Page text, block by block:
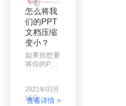
上传的问
题，对此，
大家都是怎
么解决的
呢？
怎么将我
们的PPT
文档压缩
变小？
如果你想要
将你的PPT
需要一款
PPT压缩软
2021年03月
16日
查看详情 >